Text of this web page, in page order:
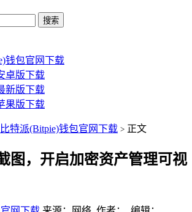
搜索
钱包官网下载
卓版下载
新版下载
果版下载
比特派(Bitpie)钱包官网下载 > 正文
图，开启加密资产管理可视